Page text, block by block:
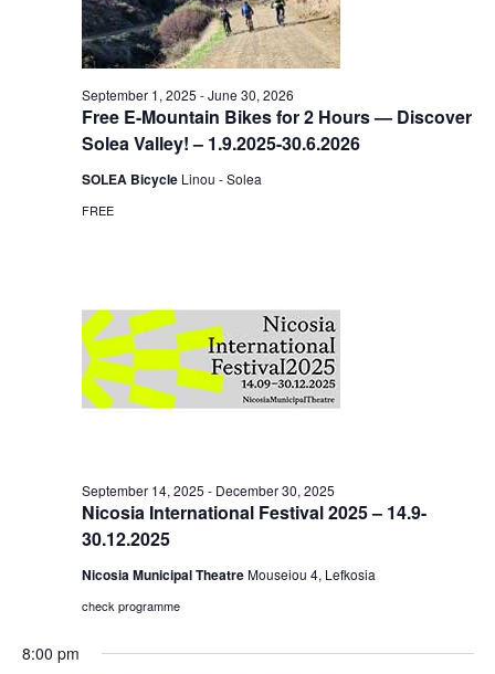
Free E-Mountain Bikes for 2 Hours — Discover
Solea Valley! – 1.9.2025-30.6.2026
September 1, 2025 -June 30, 2026
SOLEA Bicycle Linou - Solea
FREE
Nicosia International Festival 2025 – 14.9-
30.12.2025
September 14, 2025 - December 30, 2025
Nicosia Municipal TheatreMouseiou 4, Lefkosia
check programme
8:00 pm